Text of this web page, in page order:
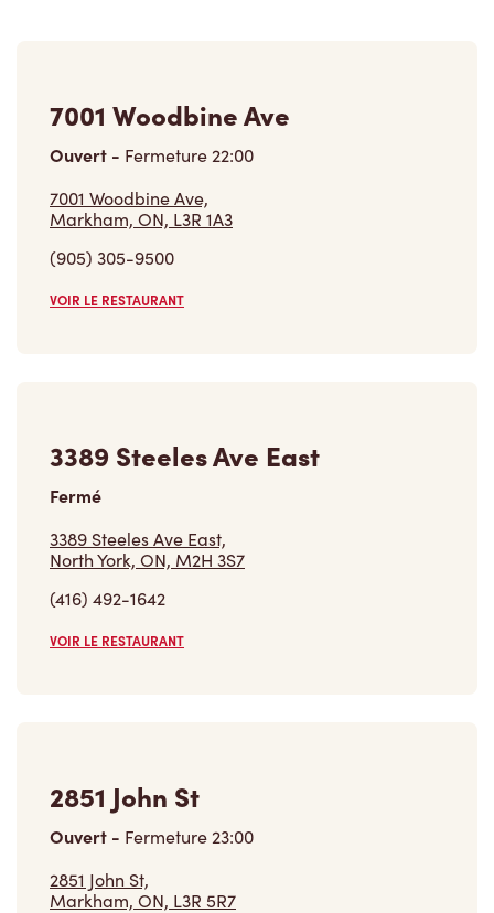
3389 Steeles Ave East
Fermé
3389 Steeles Ave East,
North York, ON, M2H 3S7
(416) 492-1642
VOIR LE RESTAURANT
2851 John St
Ouvert
2851 John St,
Markham, ON, L3R 5R7
(905) 946-8855
VOIR LE RESTAURANT
Carrières
Rejoins notre équipe